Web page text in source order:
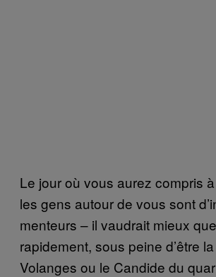
Le jour où vous aurez compris
les gens autour de vous sont
menteurs – il vaudrait mieux
rapidement, sous peine d’être
Volanges ou le Candide du